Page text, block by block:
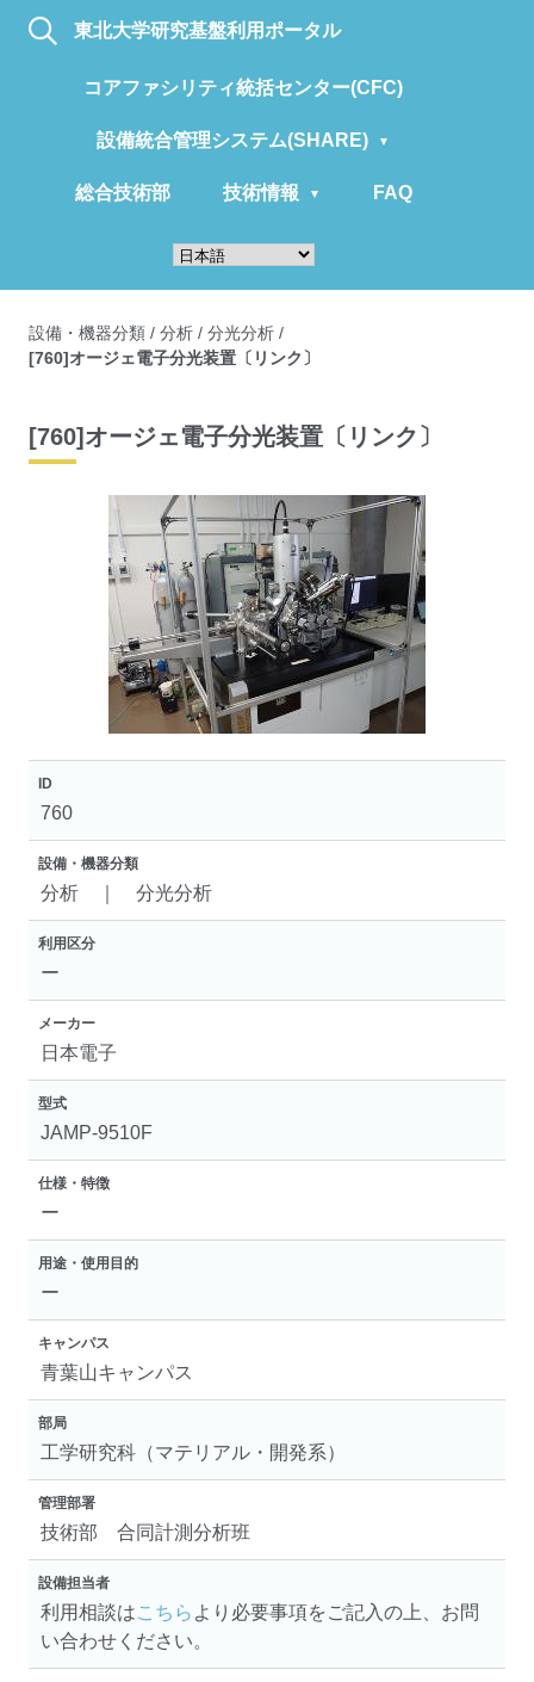
東北大学研究基盤利用ポータル
コアファシリティ統括センター(CFC)
設備統合管理システム(SHARE)
総合技術部 技術情報 FAQ
設備・機器分類 / 分析 / 分光分析 /
[760]オージェ電子分光装置〔リンク〕
[760]オージェ電子分光装置〔リンク〕
ID
760
設備・機器分類
分析 ｜ 分光分析
利用区分
ー
メーカー
日本電子
型式
JAMP-9510F
仕様・特徴
ー
用途・使用目的
ー
キャンパス
青葉山キャンパス
部局
工学研究科（マテリアル・開発系）
管理部署
技術部 合同計測分析班
設備担当者
利用相談はこちら より必要事項をご記入の上、お問
い合わせください。